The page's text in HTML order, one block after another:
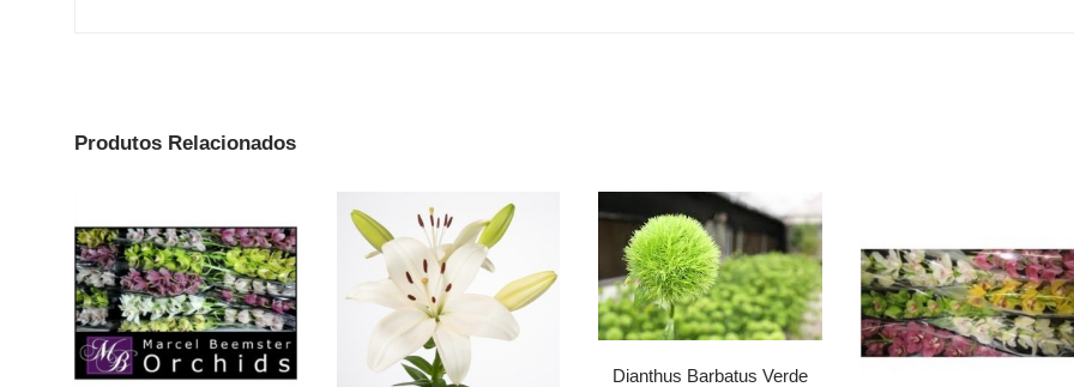
Produtos Relacionados
Dianthus Barbatus Verde